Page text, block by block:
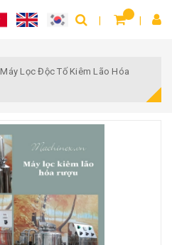
Máy Lọc Độc Tố Kiêm Lão Hóa